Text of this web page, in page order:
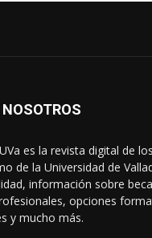
NOSOTROS
es la revista digital de
de la Universidad de
información sobre
opciones
y mucho más.